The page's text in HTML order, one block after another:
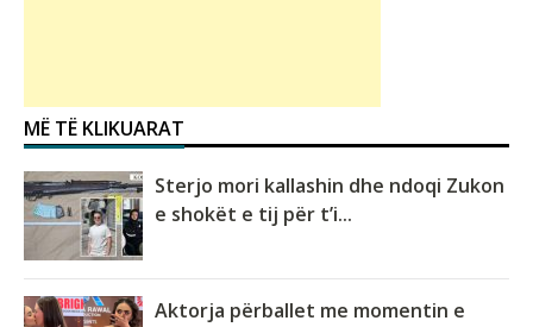
MË TË KLIKUARAT
Sterjo mori kallashin dhe ndoqi Zukon
e shokët e tij për t’i...
Aktorja përballet me momentin e